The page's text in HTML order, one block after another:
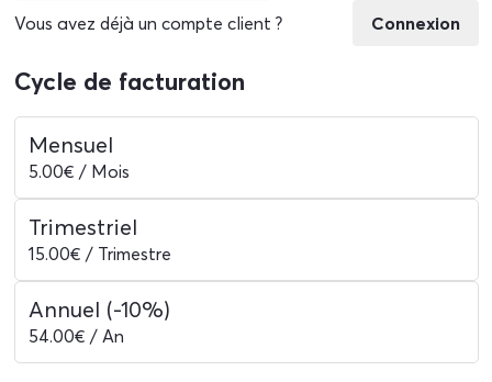
Vous avez déjà un compte client ? Connexion
Cycle de facturation
Mensuel
5.00€ / Mois
Trimestriel
15.00€ / Trimestre
Annuel (-10%)
54.00€ / An